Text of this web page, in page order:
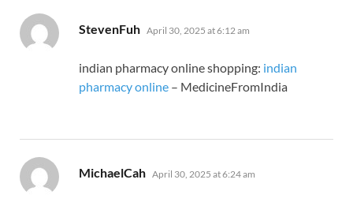
StevenFuh says:
April 30, 2025 at 6:12 am
indian pharmacy online shopping: indian
pharmacy online – MedicineFromIndia
MichaelCah says:
April 30, 2025 at 6:24 am